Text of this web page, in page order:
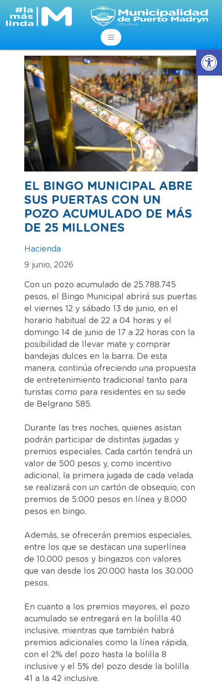
Abrir
EL BINGO MUNICIPAL ABRE
SUS PUERTAS CON UN
POZO ACUMULADO DE MÁS
DE 25 MILLONES
Hacienda
9 junio, 2026
Con un pozo acumulado de 25.788.745
pesos, el Bingo Municipal abrirá sus puertas
el viernes 12 y sábado 13 de junio, en el
horario habitual de 22 a 04 horas y el
domingo 14 de junio de 17 a 22 horas con la
posibilidad de llevar mate y comprar
bandejas dulces en la barra. De esta
manera, continúa ofreciendo una propuesta
de entretenimiento tradicional tanto para
turistas como para residentes en su sede
de Belgrano 585.
Durante las tres noches, quienes asistan
podrán participar de distintas jugadas y
premios especiales. Cada cartón tendrá un
valor de 500 pesos y, como incentivo
adicional, la primera jugada de cada velada
se realizará con un cartón de obsequio, con
premios de 5.000 pesos en línea y 8.000
pesos en bingo.
Además, se ofrecerán premios especiales,
entre los que se destacan una superlínea
de 10.000 pesos y bingazos con valores
que van desde los 20.000 hasta los 30.000
pesos.
En cuanto a los premios mayores, el pozo
acumulado se entregará en la bolilla 40
inclusive, mientras que también habrá
premios adicionales como la línea rápida,
con el 2% del pozo hasta la bolilla 8
inclusive y el 5% del pozo desde la bolilla
41 a la 42 inclusive.